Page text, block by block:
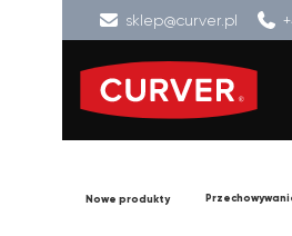
sklep@curver.pl
Nowe produkty